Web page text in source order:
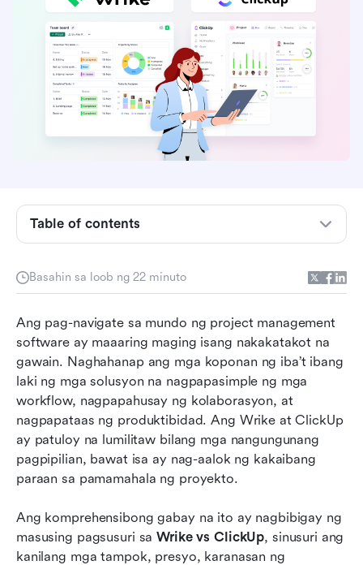
Basahin sa loob ng 22 minuto
Ang pag-navigate sa mundo ng project management
software ay maaaring maging isang nakakatakot na
gawain. Naghahanap ang mga koponan ng iba’t ibang
laki ng mga solusyon na nagpapasimple ng mga
workflow, nagpapahusay ng kolaborasyon, at
nagpapataas ng produktibidad. Ang Wrike at ClickUp
ay patuloy na lumilitaw bilang mga nangungunang
pagpipilian, bawat isa ay nag-aalok ng kakaibang
paraan sa pamamahala ng proyekto.
Ang komprehensibong gabay na ito ay nagbibigay ng
masusing pagsusuri sa Wrike vs ClickUp, sinusuri ang
kanilang mga tampok, presyo, karanasan ng
Table of contents
Ano ang ClickUp?
paghahambing ng mga tampok
gumagamit at interface
Wrike kumpara sa ClickUp: Pagpepresyo at
halaga
ClickUp kumpara sa Wrike: Mga angkop na
gamit
Alternatibo sa Wrike at ClickUp
Mga Madalas Itanong
Kaugnay na pagbasa